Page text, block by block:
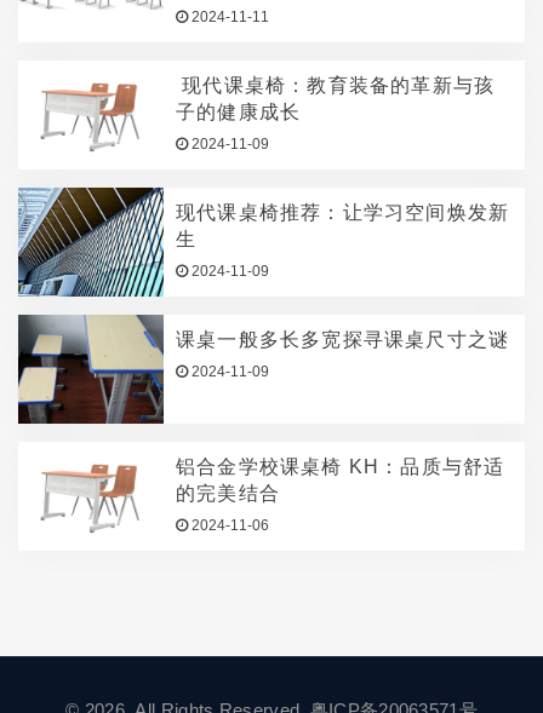
力2024-11-11
现代课桌椅：教育装备的革新与孩
子的健康成长
2024-11-09
现代课桌椅推荐：让学习空间焕发新
生
2024-11-09
课桌一般多长多宽探寻课桌尺寸之谜
2024-11-09
铝合金学校课桌椅 KH：品质与舒适
的完美结合
2024-11-06